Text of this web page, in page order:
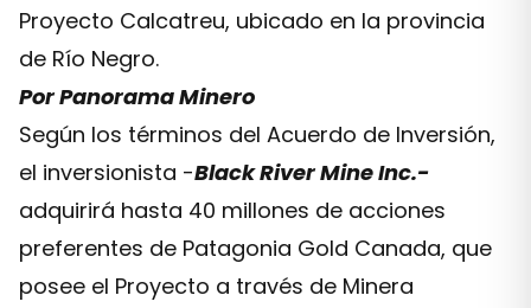
Proyecto Calcatreu, ubicado en la provincia
de Río Negro.
Por Panorama Minero
Según los términos del Acuerdo de Inversión,
el inversionista -Black River Mine Inc.-
adquirirá hasta 40 millones de acciones
preferentes de Patagonia Gold Canada, que
posee el Proyecto a través de Minera